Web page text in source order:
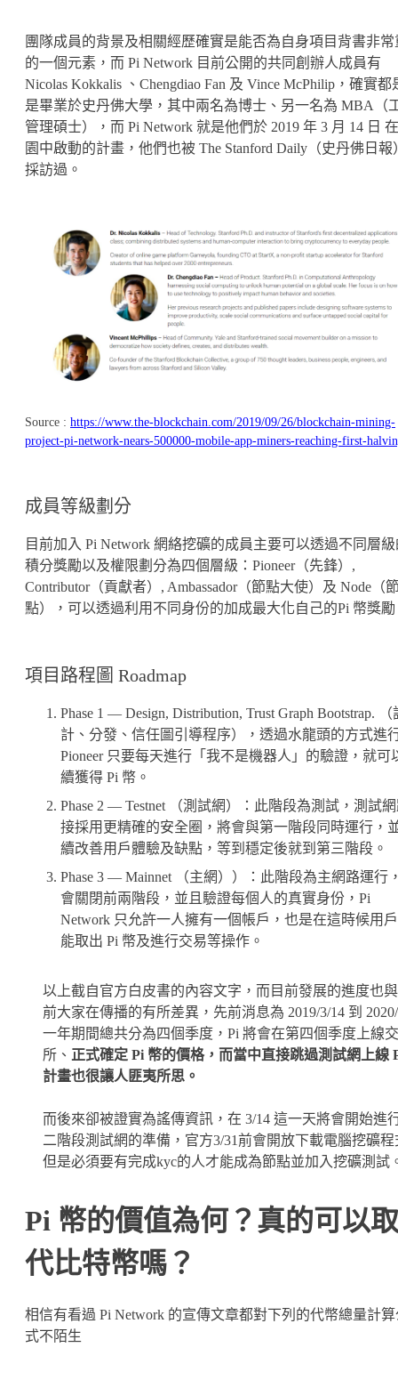
團隊成員的背景及相關經歷確實是能否為自身項目背書非常
的一個元素，而 Pi Network 目前公開的共同創辦人成員有
Nicolas Kokkalis 、Chengdiao Fan 及 Vince McPhilip，確實都
是畢業於史丹佛大學，其中兩名為博士、另一名為 MBA（
管理碩士），而 Pi Network 就是他們於 2019 年 3 月 14 日
園中啟動的計畫，他們也被 The Stanford Daily（史丹佛日報
採訪過。
Source : https://www.the-blockchain.com/2019/09/26/blockchain-mining-
project-pi-network-nears-500000-mobile-app-miners-reaching-first-
成員等級劃分
目前加入 Pi Network 網絡挖礦的成員主要可以透過不同層
積分獎勵以及權限劃分為四個層級：Pioneer（先鋒）,
Contributor（貢獻者）, Ambassador（節點大使）及 Node（
點），可以透過利用不同身份的加成最大化自己的Pi 幣獎勵
項目路程圖 Roadmap
Phase 1 — Design, Distribution, Trust Graph Bootstrap. （
計、分發、信任圖引導程序），透過水龍頭的方式進
Pioneer 只要每天進行「我不是機器人」的驗證，就可
續獲得 Pi 幣。
Phase 2 — Testnet （測試網）：此階段為測試，測試
接採用更精確的安全圈，將會與第一階段同時運行，
續改善用戶體驗及缺點，等到穩定後就到第三階段。
Phase 3 — Mainnet （主網））：此階段為主網路運行
會關閉前兩階段，並且驗證每個人的真實身份，Pi
Network 只允許一人擁有一個帳戶，也是在這時候用
能取出 Pi 幣及進行交易等操作。
以上截自官方白皮書的內容文字，而目前發展的進度也
前大家在傳播的有所差異，先前消息為 2019/3/14 到
一年期間總共分為四個季度，Pi 將會在第四個季度上線
所、 正式確定 Pi 幣的價格，而當中直接跳過測試網上線
計畫也很讓人匪夷所思。
而後來卻被證實為謠傳資訊，在 3/14 這一天將會開始進
二階段測試網的準備，官方3/31前會開放下載電腦挖礦程
但是必須要有完成kyc的人才能成為節點並加入挖礦測試
Pi 幣的價值為何？真的可以取
代比特幣嗎？
相信有看過 Pi Network 的宣傳文章都對下列的代幣總量計算
式不陌生